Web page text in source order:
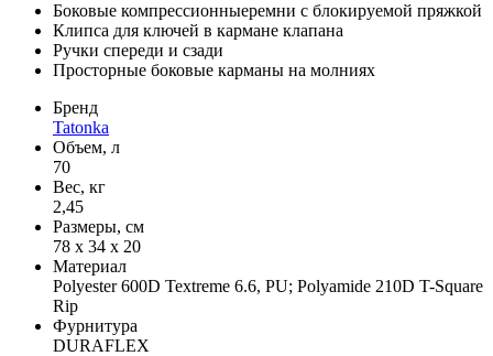
Боковые компрессионныеремни с блокируемой пряжкой
Клипса для ключей в кармане клапана
Ручки спереди и сзади
Просторные боковые карманы на молниях
Бренд
Tatonka
Объем, л
70
Вес, кг
2,45
Размеры, см
78 x 34 x 20
Материал
Polyester 600D Textreme 6.6, PU; Polyamide 210D T-Square
Rip
Фурнитура
DURAFLEX